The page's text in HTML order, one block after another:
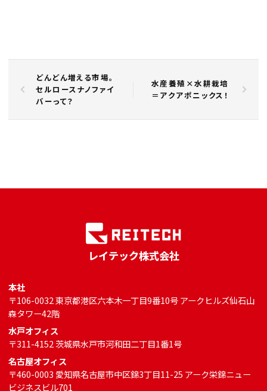
どんどん増える市場。
セルロースナノファイ
バーって？
水産養殖×水耕栽培
＝アクアポニックス！
レイテック株式会社
本社
〒106-0032 東京都港区六本木一丁目9番10号 アークヒルズ仙石山
森タワー42階
水戸オフィス
〒311-4152 茨城県水戸市河和田二丁目1番1号
名古屋オフィス
〒460-0003 愛知県名古屋市中区錦3丁目11-25 アーク栄錦ニュー
ビジネスビル701